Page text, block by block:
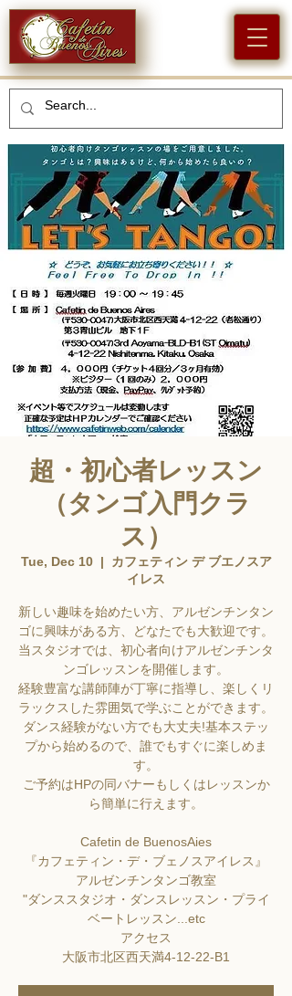
超・初心者レッスン
（タンゴ入門クラ
ス）
Tue, Dec 10
  |
カフェティン デ ブエノスア
イレス
新しい趣味を始めたい方、アルゼンチンタン
ゴに興味がある方、どなたでも大歓迎です。
当スタジオでは、初心者向けアルゼンチンタ
ンゴレッスンを開催します。
経験豊富な講師陣が丁寧に指導し、楽しくリ
ラックスした雰囲気で学ぶことができます。
ダンス経験がない方でも大丈夫!基本ステッ
プから始めるので、誰でもすぐに楽しめま
す。
ご予約はHPの同バナーもしくはレッスンか
ら簡単に行えます。
Cafetin de BuenosAies
『カフェティン・デ・ブェノスアイレス』
アルゼンチンタンゴ教室
"ダンススタジオ・ダンスレッスン・プライ
ベートレッスン...etc
アクセス
大阪市北区西天満4-12-22-B1